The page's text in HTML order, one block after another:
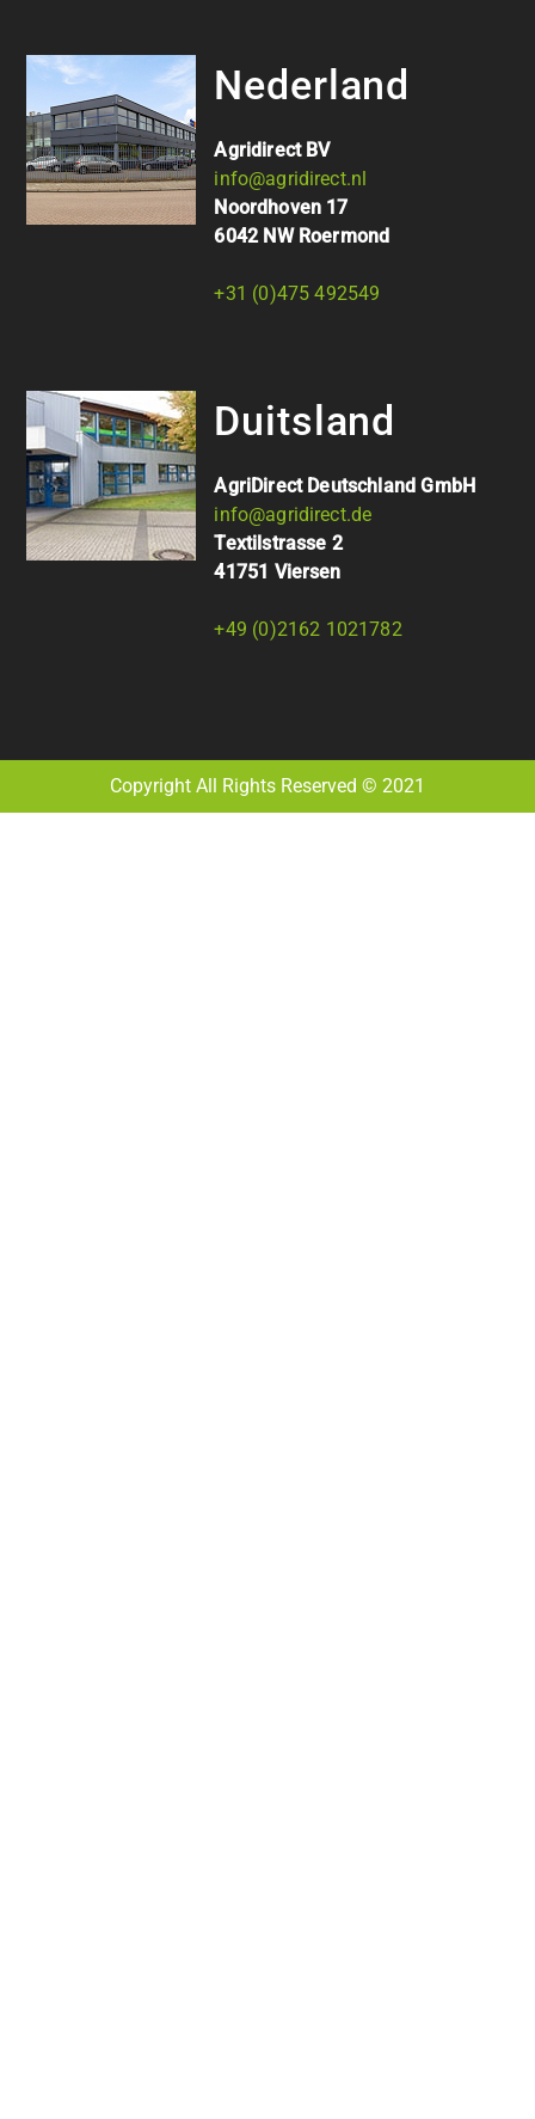
Nederland
Agridirect BV
info@agridirect.nl
Noordhoven 17
6042 NW Roermond
+31 (0)475 492549
Duitsland
AgriDirect Deutschland GmbH
info@agridirect.de
Textilstrasse 2
41751 Viersen
+49 (0)2162 1021782
Copyright All Rights Reserved © 2021